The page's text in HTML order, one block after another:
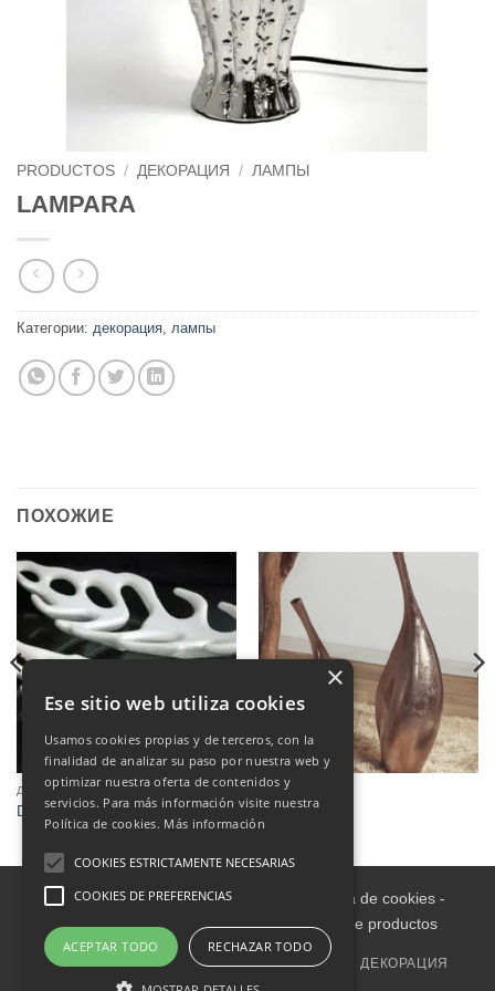
PRODUCTOS / ДЕКОРАЦИЯ / ЛАМПЫ
LAMPARA
Категории: декорация, лампы
ПОХОЖИЕ
ДЕКОРАЦИЯ
Decoración hoja
ВАЗЫ
JARRONES
Aviso legal-Política de Privacidad Política de cookies-
Condiciones informativas sobre catálogo de productos
ГЛАВНАЯ ВНУТРИ МЕБЕЛЬ ДЛЯ УЛИЦЫ
ДЕКОРАЦИЯ
×
Ese sitio web utiliza cookies
Usamos cookies propias y de terceros, con la
finalidad de analizar su paso por nuestra web y
optimizar nuestra oferta de contenidos y
servicios. Para más información visite nuestra
Política de cookies. Más información
COOKIES ESTRICTAMENTE NECESARIAS
COOKIES DE PREFERENCIAS
ACEPTAR TODO RECHAZAR TODO